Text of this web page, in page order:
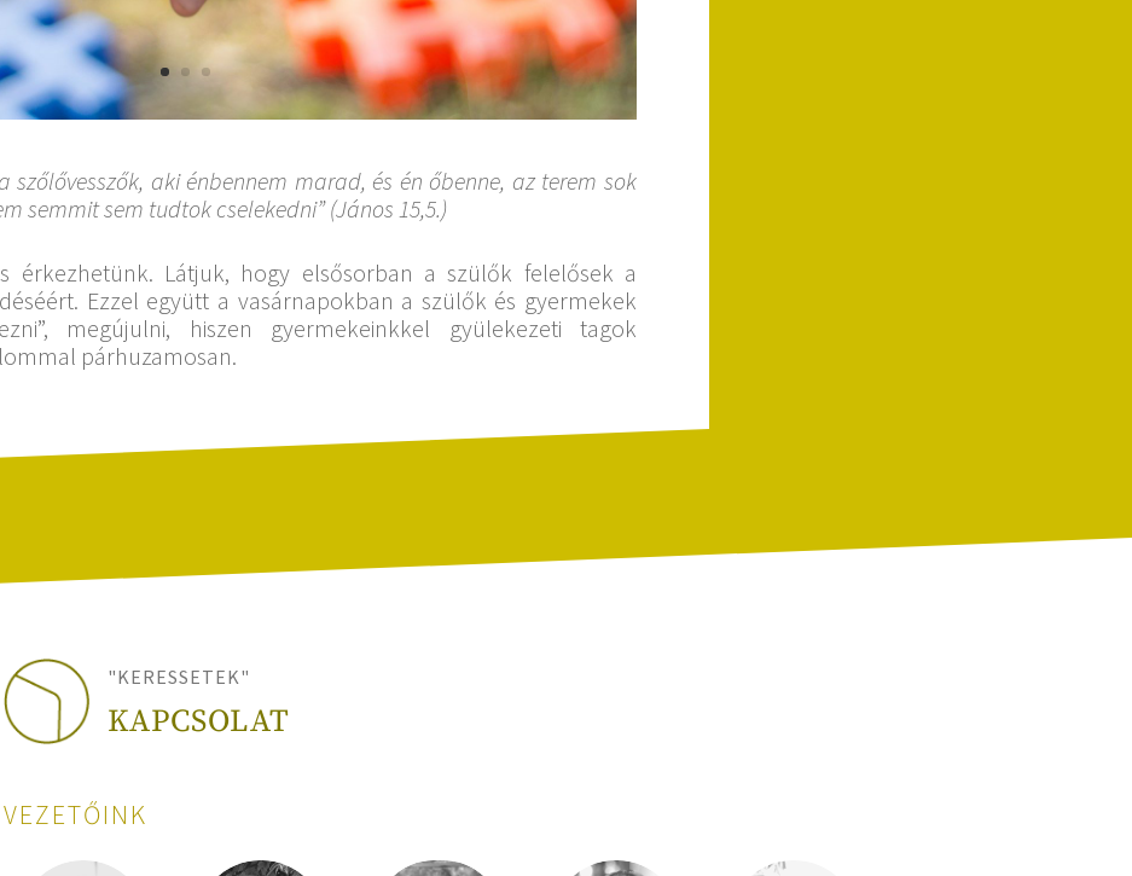
szőlővesszők, aki énbennem marad, és én őbenne, az terem sok
semmit sem tudtok cselekedni” (János 15,5.)
érkezhetünk. Látjuk, hogy elsősorban a szülők felelősek a
Ezzel együtt a vasárnapokban a szülők és gyermekek
megújulni, hiszen gyermekeinkkel gyülekezeti tagok
párhuzamosan.
"KERESSETEK"
KAPCSOLAT
VEZETŐINK